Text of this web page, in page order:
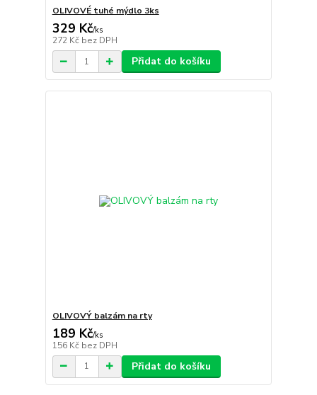
OLIVOVÉ tuhé mýdlo 3ks
329 Kč/ks
272 Kč bez DPH
Přidat do košíku
OLIVOVÝ balzám na rty
189 Kč/ks
156 Kč bez DPH
Přidat do košíku